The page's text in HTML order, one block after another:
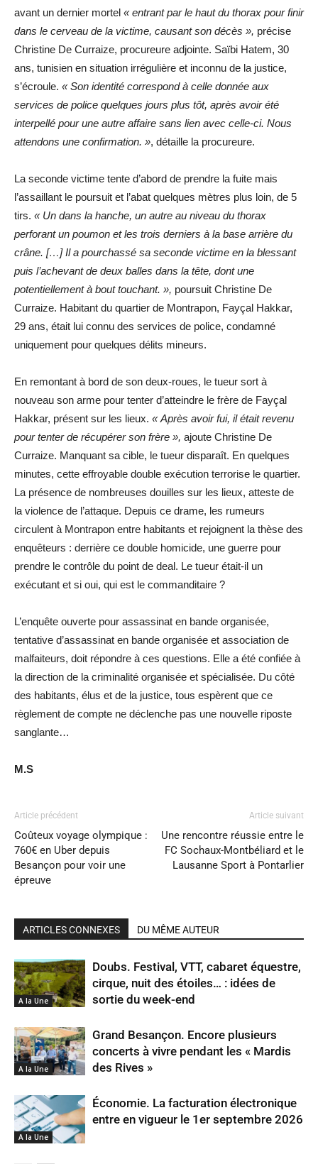
avant un dernier mortel « entrant par le haut du thorax pour finir
dans le cerveau de la victime, causant son décès », précise
Christine De Curraize, procureure adjointe. Saïbi Hatem, 30
ans, tunisien en situation irrégulière et inconnu de la justice,
s’écroule. « Son identité correspond à celle donnée aux
services de police quelques jours plus tôt, après avoir été
interpellé pour une autre affaire sans lien avec celle-ci. Nous
attendons une confirmation. », détaille la procureure.
La seconde victime tente d’abord de prendre la fuite mais
l’assaillant le poursuit et l’abat quelques mètres plus loin, de 5
tirs. « Un dans la hanche, un autre au niveau du thorax
perforant un poumon et les trois derniers à la base arrière du
crâne. […] Il a pourchassé sa seconde victime en la blessant
puis l’achevant de deux balles dans la tête, dont une
potentiellement à bout touchant. », poursuit Christine De
Curraize. Habitant du quartier de Montrapon, Fayçal Hakkar,
29 ans, était lui connu des services de police, condamné
uniquement pour quelques délits mineurs.
En remontant à bord de son deux-roues, le tueur sort à
nouveau son arme pour tenter d’atteindre le frère de Fayçal
Hakkar, présent sur les lieux. « Après avoir fui, il était revenu
pour tenter de récupérer son frère », ajoute Christine De
Curraize. Manquant sa cible, le tueur disparaît. En quelques
minutes, cette effroyable double exécution terrorise le quartier.
La présence de nombreuses douilles sur les lieux, atteste de
la violence de l’attaque. Depuis ce drame, les rumeurs
circulent à Montrapon entre habitants et rejoignent la thèse des
enquêteurs : derrière ce double homicide, une guerre pour
prendre le contrôle du point de deal. Le tueur était-il un
exécutant et si oui, qui est le commanditaire ?
L’enquête ouverte pour assassinat en bande organisée,
tentative d’assassinat en bande organisée et association de
malfaiteurs, doit répondre à ces questions. Elle a été confiée à
la direction de la criminalité organisée et spécialisée. Du côté
des habitants, élus et de la justice, tous espèrent que ce
règlement de compte ne déclenche pas une nouvelle riposte
sanglante…
M.S
Article précédent
Coûteux voyage olympique :
760€ en Uber depuis
Besançon pour voir une
épreuve
Article suivant
Une rencontre réussie entre le
FC Sochaux-Montbéliard et le
Lausanne Sport à Pontarlier
ARTICLES CONNEXES DU MÊME AUTEUR
A la Une
Doubs. Festival, VTT, cabaret équestre,
cirque, nuit des étoiles… : idées de
sortie du week-end
A la Une
Grand Besançon. Encore plusieurs
concerts à vivre pendant les « Mardis
des Rives »
A la Une
Économie. La facturation électronique
entre en vigueur le 1er septembre 2026